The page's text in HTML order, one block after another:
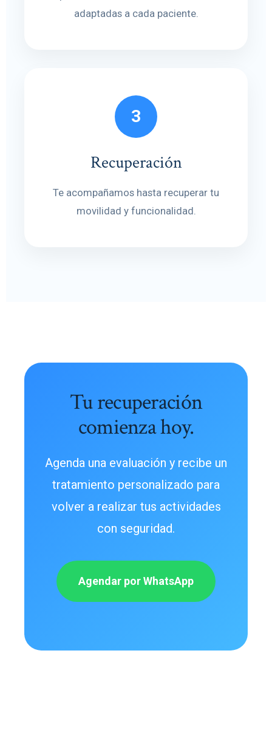
adaptadas a cada paciente.
3
Recuperación
Te acompañamos hasta recuperar tu
movilidad y funcionalidad.
Tu recuperación
comienza hoy.
Agenda una evaluación y recibe un
tratamiento personalizado para
volver a realizar tus actividades
con seguridad.
Agendar por WhatsApp